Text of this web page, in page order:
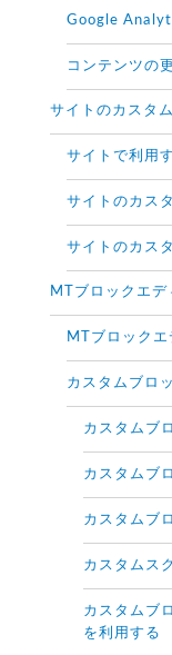
Google
コンテンツの
サイトのカスタ
サイトで利用
サイトのカス
サイトのカス
MTブロックエデ
MTブロック
カスタムブロ
カスタムブ
カスタムブ
カスタムブ
カスタムス
カスタムブ
を利用する